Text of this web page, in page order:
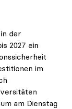
der
2027 ein
im
am Dienstag